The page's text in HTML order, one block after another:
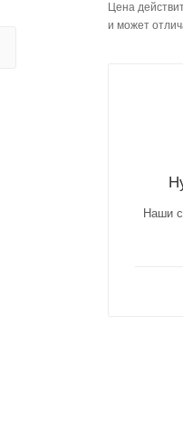
Цена
и может
Наши